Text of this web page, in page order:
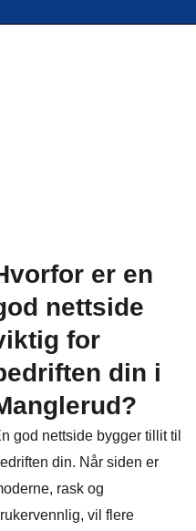
er en
nettside
for
din i
god nettside bygger tillit til
din. Når siden er
rask og
vil flere